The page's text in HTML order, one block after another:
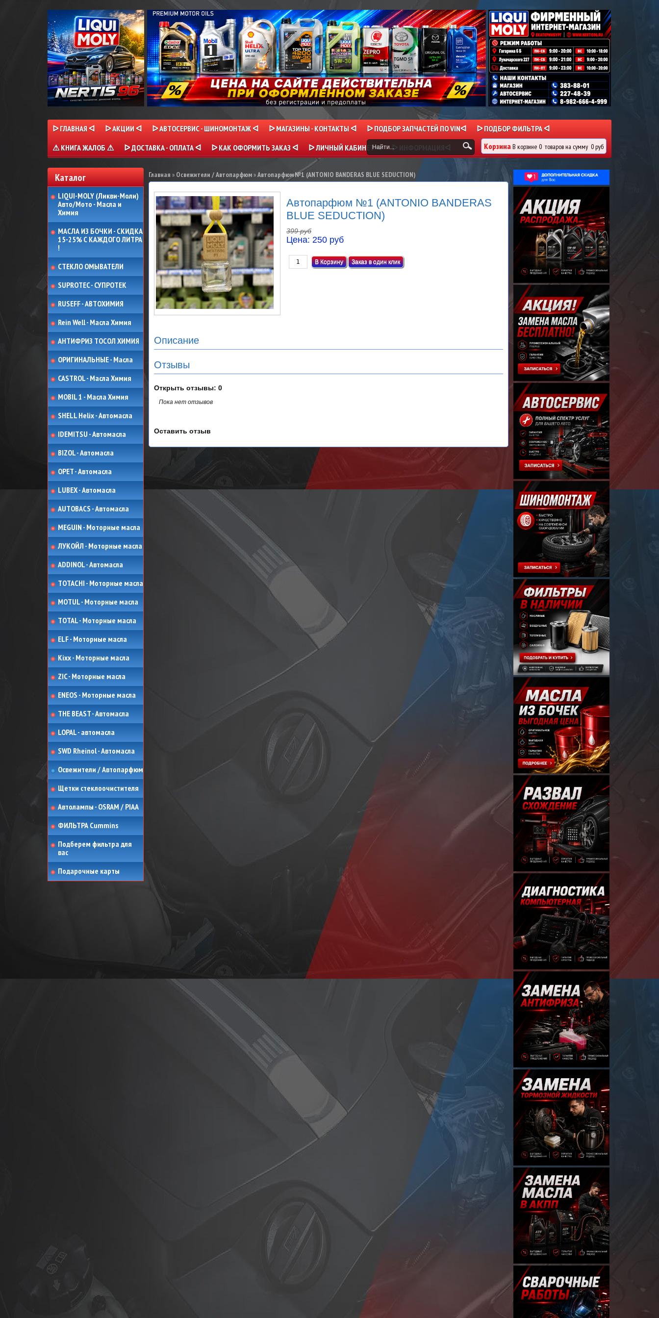
ᐅ ГЛАВНАЯ ᐊ ᐅ АКЦИИ ᐊ ᐅ АВТОСЕРВИС - ШИНОМОНТАЖ ᐊ ᐅ МАГАЗИНЫ - КОНТАКТЫ ᐊ ᐅ ПОДБОР ЗАПЧАСТЕЙ ПО VINᐊ
ᐅ ПОДБОР ФИЛЬТРА ᐊ
⚠ КНИГА ЖАЛОБ ⚠
ᐅ ДОСТАВКА - ОПЛАТА ᐊ ᐅ КАК ОФОРМИТЬ ЗАКАЗ ᐊ ᐅ ЛИЧНЫЙ КАБИНЕТ ᐊ ᐅ ИНФОРМАЦИЯᐊ Корзина В корзине 0 товаровна сумму 0 руб
Каталог
LIQUI-MOLY (Ликви-Моли)
Авто/Мото - Масла и
Химия
МАСЛА ИЗ БОЧКИ - СКИДКА
15-25% С КАЖДОГО ЛИТРА
!
СТЕКЛО ОМЫВАТЕЛИ
SUPROTEC - СУПРОТЕК
RUSEFF - АВТОХИМИЯ
Rein Well - Масла Химия
АНТИФРИЗ ТОСОЛ ХИМИЯ
ОРИГИНАЛЬНЫЕ - Масла
CASTROL - Масла Химия
MOBIL 1 - Масла Химия
SHELL Helix - Автомасла
IDEMITSU - Автомасла
BIZOL - Автомасла
OPET - Автомасла
LUBEX - Автомасла
AUTOBACS - Автомасла
MEGUIN - Моторные масла
ЛУКОЙЛ - Моторные масла
ADDINOL - Автомасла
TOTACHI - Моторные масла
MOTUL - Моторные масла
TOTAL - Моторные масла
ELF - Моторные масла
Kixx - Моторные масла
ZIC - Моторные масла
ENEOS - Моторные масла
THE BEAST - Автомасла
LOPAL - автомасла
SWD Rheinol - Автомасла
Освежители / Автопарфюм
Щетки стеклоочистителя
Автолампы - OSRAM / PIAA
ФИЛЬТРА Cummins
Подберем фильтра для
вас
Подарочные карты
Главная » Освежители / Автопарфюм»Автопарфюм №1 (ANTONIO BANDERAS BLUE SEDUCTION)
Автопарфюм №1 (ANTONIO BANDERAS
BLUE SEDUCTION)
399 руб
Цена: 250 руб
Заказ в один клик
Описание
Отзывы
Открыть отзывы: 0
Пока нет отзывов
Оставить отзыв